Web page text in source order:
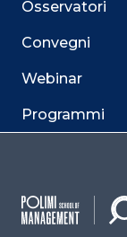
Osservatori
Convegni
Webinar
Programmi